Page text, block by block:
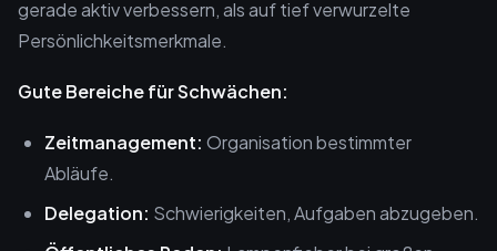
gerade aktiv verbessern, als auf tief verwurzelte
Persönlichkeitsmerkmale.
Gute Bereiche für Schwächen:
Zeitmanagement: Organisation bestimmter
Abläufe.
Delegation: Schwierigkeiten, Aufgaben abzugeben.